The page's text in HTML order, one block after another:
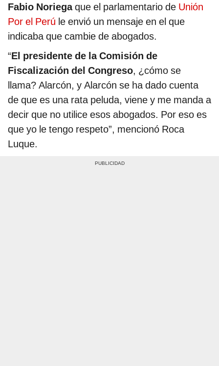
Fabio Noriegaque el parlamentario de Unión
Por el Perú le envió un mensaje en el que
indicaba que cambie de abogados.
“El presidente de la Comisión de
Fiscalización del Congreso, ¿cómo se
llama? Alarcón, y Alarcón se ha dado cuenta
de que es una rata peluda, viene y me manda a
decir que no utilice esos abogados. Por eso es
que yo le tengo respeto”, mencionó Roca
Luque.